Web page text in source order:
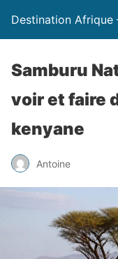
Destination Afrique
Samburu
voir et faire
kenyane
Antoine